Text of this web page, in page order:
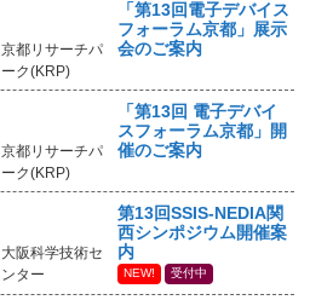
京都リサーチパ
ーク(KRP)
「第13回電子デバイス
フォーラム京都」展示
会のご案内
京都リサーチパ
ーク(KRP)
「第13回 電子デバイ
スフォーラム京都」開
催のご案内
大阪科学技術セ
ンター
第13回SSIS-NEDIA関
西シンポジウム開催案
内
NEW! 受付中